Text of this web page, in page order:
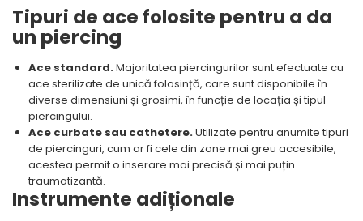
Tipuri de ace folosite pentru a da
un piercing
Ace standard.Majoritatea piercingurilor sunt efectuate cu
ace sterilizate de unică folosință, care sunt disponibile în
diverse dimensiuni și grosimi, în funcție de locația și tipul
piercingului.
Ace curbate sau cathetere.Utilizate pentru anumite tipuri
de piercinguri, cum ar fi cele din zone mai greu accesibile,
acestea permit o inserare mai precisă și mai puțin
traumatizantă.
Instrumente adiționale